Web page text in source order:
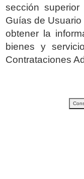
sección
Guías de
obtener la
bienes y
Contrataciones